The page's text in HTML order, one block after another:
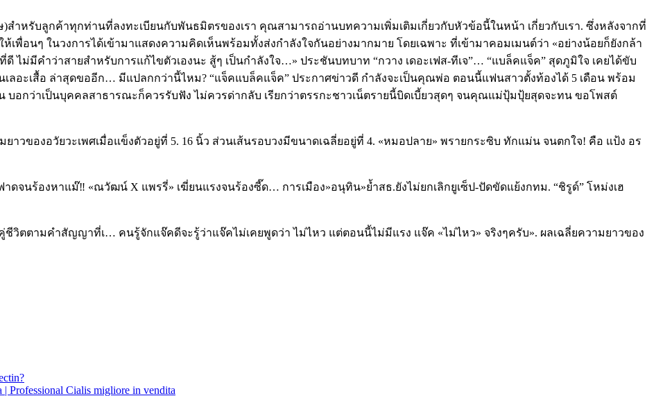
)สำหรับลูกค้าทุกท่านที่ลงทะเบียนกับพันธมิตรของเรา คุณสามารถอ่านบทความเพิ่มเติมเกี่ยวกับหัวข้อนี้ในหน้า เกี่ยวกับเรา. ซึ่งหลังจากที่
เพื่อนๆ ในวงการได้เข้ามาแสดงความคิดเห็นพร้อมทั้งส่งกำลังใจกันอย่างมากมาย โดยเฉพาะ ที่เข้ามาคอมเมนต์ว่า «อย่างน้อยก็ยังกล้า
ไม่มีคำว่าสายสำหรับการแก้ไขตัวเองนะ สู้ๆ เป็นกำลังใจ…» ประชันบทบาท “กวาง เดอะเฟส-ทีเจ”… “แบล็คแจ็ค” สุดภูมิใจ เคยได้ขับ
เลอะเสื้อ ล่าสุดขออีก… มีแปลกกว่านี้ไหม? “แจ็คแบล็คแจ็ค” ประกาศข่าวดี กำลังจะเป็นคุณพ่อ ตอนนี้แฟนสาวตั้งท้องได้ 5 เดือน พร้อม
บอกว่าเป็นบุคคลสาธารณะก็ควรรับฟัง ไม่ควรด่ากลับ เรียกว่าตรรกะชาวเน็ตรายนี้บิดเบี้ยวสุดๆ จนคุณแม่ปุ้มปุ้ยสุดจะทน ขอโพสต์
ยาวของอวัยวะเพศเมื่อแข็งตัวอยู่ที่ 5. 16 นิ้ว ส่วนเส้นรอบวงมีขนาดเฉลี่ยอยู่ที่ 4. «หมอปลาย» พรายกระซิบ ทักแม่น จนตกใจ! คือ แป้ง อร
นร้องหาแม๊‼️ «ณวัฒน์ X แพรรี่» เฆี่ยนแรงจนร้องซี๊ด… การเมือง»อนุทิน»ย้ำสธ.ยังไม่ยกเลิกยูเซ็ป-ปัดขัดแย้งกทม. “ชิรูด์” โหม่งเฮ
วิตตามคำสัญญาที่เ… คนรู้จักแจ๊คดีจะรู้ว่าแจ๊คไม่เคยพูดว่า ไม่ไหว แต่ตอนนี้ไม่มีแรง แจ๊ค «ไม่ไหว» จริงๆครับ». ผลเฉลี่ยความยาวของ
| Professional Cialis migliore in vendita